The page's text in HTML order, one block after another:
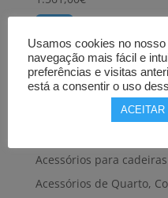
Acessórios para
Acessórios de Quarto,
Usamos cookies no
navegação mais fácil e
preferências e visitas
está a consentir o uso
ACEITAR